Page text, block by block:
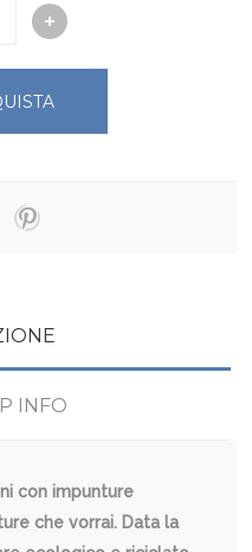
INFO
con impunture
che vorrai. Data la